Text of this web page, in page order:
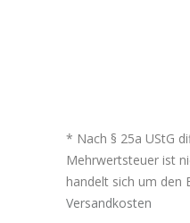
* Nach § 25a UStG
Mehrwertsteuer ist
handelt sich um den
Versandkosten